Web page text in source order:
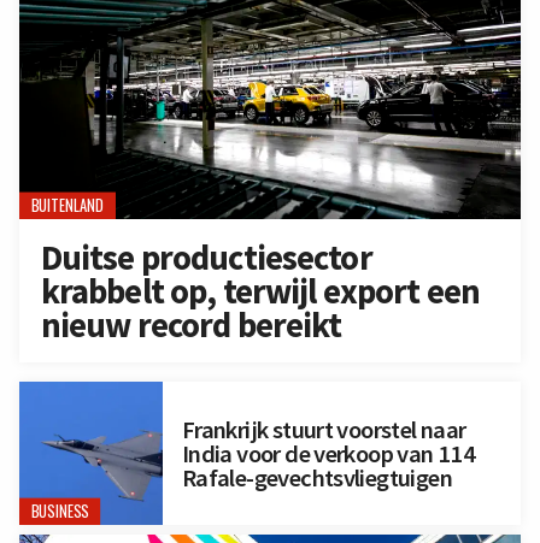
BUITENLAND
Duitse productiesector
krabbelt op, terwijl export een
nieuw record bereikt
BUSINESS
Frankrijk stuurt voorstel naar
India voor de verkoop van 114
Rafale-gevechtsvliegtuigen